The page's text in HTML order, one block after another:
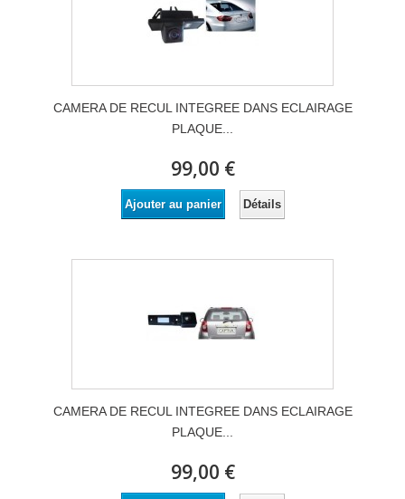
CAMERA DE RECUL INTEGREE DANS ECLAIRAGE
PLAQUE...
99,00 €
Ajouter au panier Détails
CAMERA DE RECUL INTEGREE DANS ECLAIRAGE
PLAQUE...
99,00 €